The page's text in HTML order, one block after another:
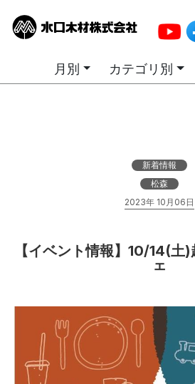
カテゴリ別お知ら
月別 カテゴリ別
新着情報
松森
2023年 10月06日
【イベント情報】10/14(土
ェ